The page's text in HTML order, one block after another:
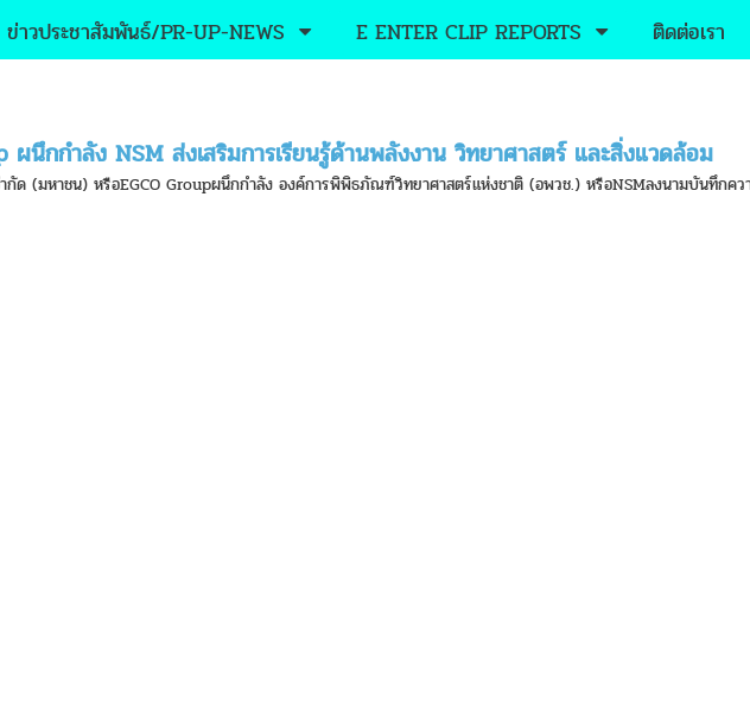
ข่าวประชาสัมพันธ์/PR-UP-NEWS E ENTER CLIP REPORTS ติดต่อเรา
ผนึกกำลัง NSM ส่งเสริมการเรียนรู้ด้านพลังงาน วิทยาศาสตร์ และสิ่งแวดล้อม
ด (มหาชน) หรือEGCO Groupผนึกกำลัง องค์การพิพิธภัณฑ์วิทยาศาสตร์แห่งชาติ (อพวช.) หรือNSMลงนามบันทึกควา